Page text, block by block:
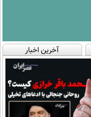
آخرین اخبار